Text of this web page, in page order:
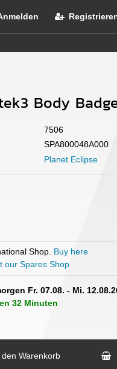
Body
7506
SPA800048A000
Planet Eclipse
Shop. Buy here
our Spares Shop
Fr. 07.08. - Mi.
32 Minuten
den Warenkorb